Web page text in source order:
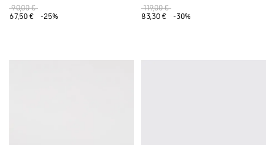
90,00 €
67,50 €
-25%
119,00 €
83,30 €
-30%